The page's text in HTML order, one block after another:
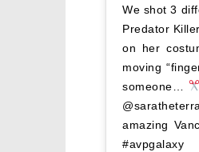
We shot 3
Predator
on her
moving
someone…
amazing
#avpgalaxy